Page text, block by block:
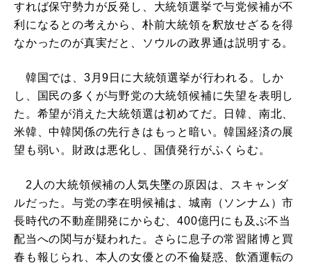
すれば保守勢力が反発し、大統領選挙で与党候補が不
利になるとの考えから、朴前大統領を釈放せざるを得
なかったのが真実だと、ソウルの政界通は説明する。
韓国では、3月9日に大統領選挙が行われる。しか
し、国民の多くが与野党の大統領候補に失望を表明し
た。希望が消えた大統領選は初めてだ。日韓、南北、
米韓、中韓関係の先行きはもっと暗い。韓国経済の展
望も弱い。財政は悪化し、国債発行がふくらむ。
2人の大統領候補の人気失墜の原因は、スキャンダ
ルだった。与党の李在明候補は、城南（ソンナム）市
長時代の不動産開発にからむ、400億円にも及ぶ不当
配当への関与が疑われた。さらに息子の常習賭博と買
春も報じられ、本人の女優との不倫疑惑、飲酒運転の